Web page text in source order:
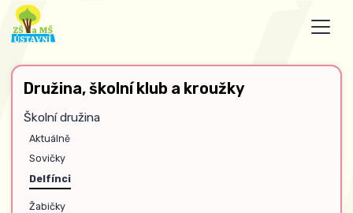
Družina, školní klub a kroužky
Školní družina
Aktuálně
Sovičky
Delfínci
Žabičky